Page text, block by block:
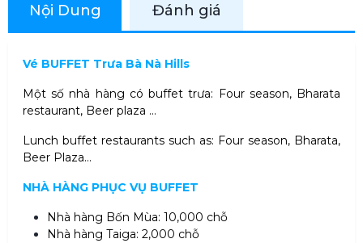
Nội Dung Đánh giá
Vé BUFFET Trưa Bà Nà Hills
Một số nhà hàng có buffet trưa: Four season, Bharata
restaurant, Beer plaza ...
Lunch buffet restaurants such as: Four season, Bharata,
Beer Plaza...
NHÀ HÀNG PHỤC VỤ BUFFET
Nhà hàng Bốn Mùa: 10,000 chỗ
Nhà hàng Taiga: 2,000 chỗ